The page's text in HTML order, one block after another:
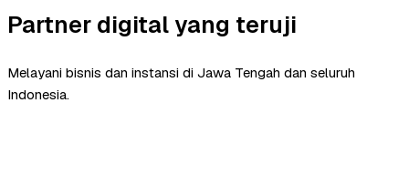
Partner digital yang teruji
Melayani bisnis dan instansi di Jawa Tengah dan seluruh
Indonesia.